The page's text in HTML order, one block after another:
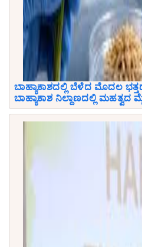
ಬಾಹ್ಯಾಕಾಶದಲ್ಲಿ ಬೆಳೆದ ಮೊದಲ
ಬಾಹ್ಯಾಕಾಶ ನಿಲ್ದಾಣದಲ್ಲಿ ಮಹತ್ವದ